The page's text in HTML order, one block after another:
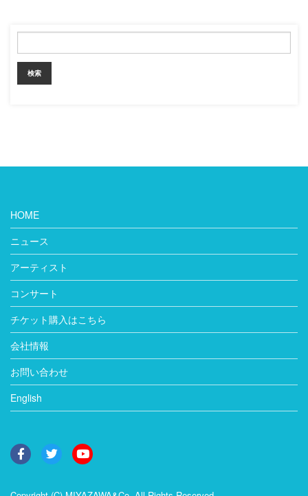
HOME
ニュース
アーティスト
コンサート
チケット購入はこちら
会社情報
お問い合わせ
English